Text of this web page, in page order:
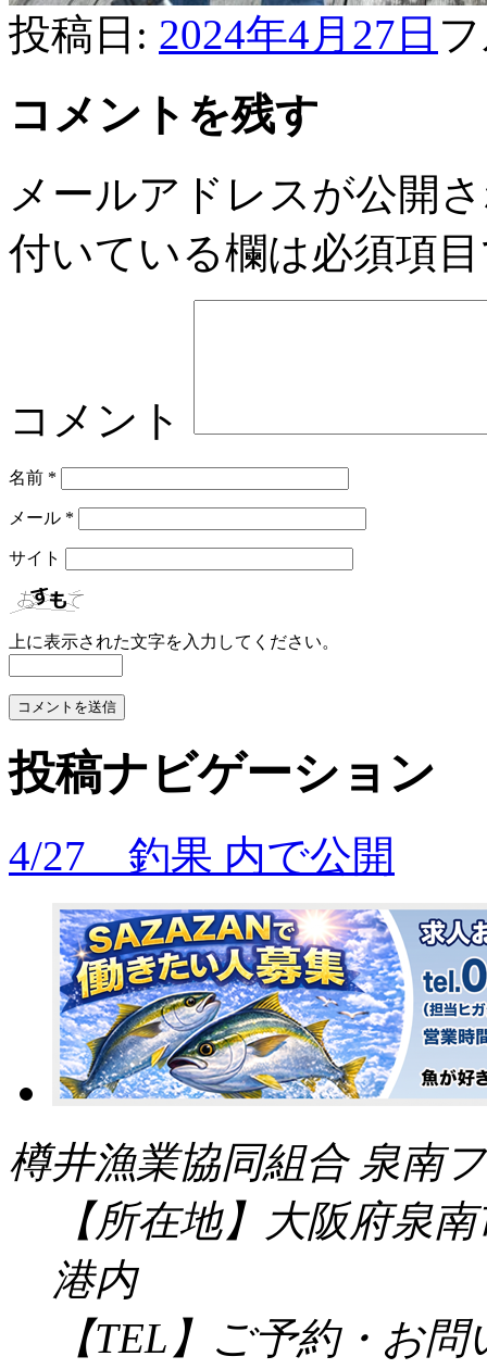
投稿日: 2024年4月27日
コメントを残す
メールアドレスが公開
付いている欄は必須項
コメント
名前 *
メール *
サイト
上に表示された文字を入力してください。
投稿ナビゲーション
4/27 釣果 内で公開
樽井漁業協同組合 泉南
【所在地】大阪府泉
港内
【TEL】ご予約・お